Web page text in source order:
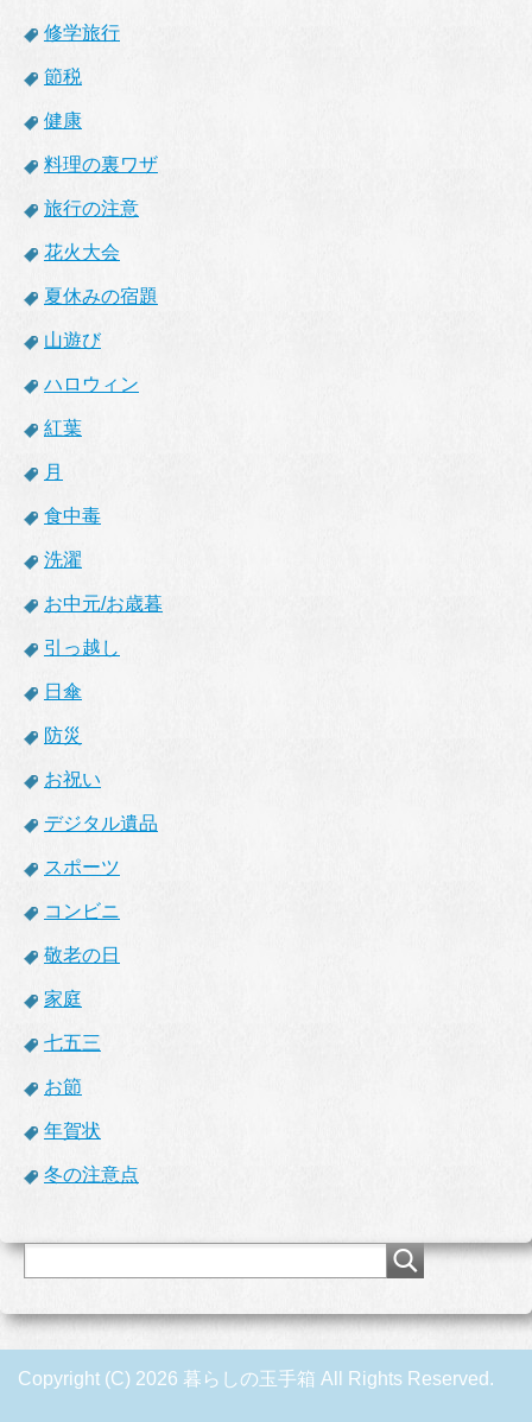
修学旅行
節税
健康
料理の裏ワザ
旅行の注意
花火大会
夏休みの宿題
山遊び
ハロウィン
紅葉
月
食中毒
洗濯
お中元/お歳暮
引っ越し
日傘
防災
お祝い
デジタル遺品
スポーツ
コンビニ
敬老の日
家庭
七五三
お節
年賀状
冬の注意点
Copyright (C) 2026 暮らしの玉手箱 All Rights Reserved.